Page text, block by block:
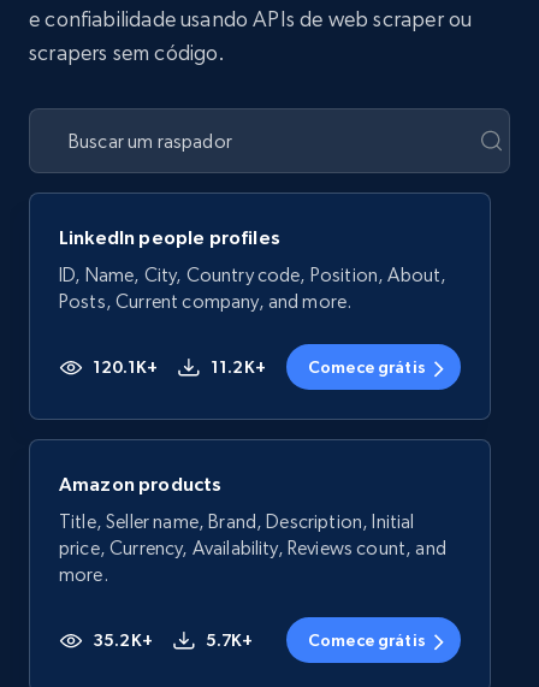
e confiabilidade usando APIs de web scraper ou
scrapers sem código.
LinkedIn people profiles
ID, Name, City, Country code, Position, About,
Posts, Current company, and more.
120.1K+ 11.2K+ Comece grátis
Amazon products
Title, Seller name, Brand, Description, Initial
price, Currency, Availability, Reviews count, and
more.
35.2K+ 5.7K+ Comece grátis